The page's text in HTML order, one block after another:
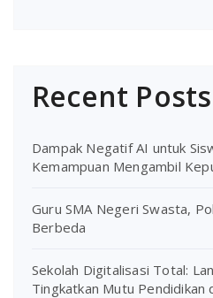
Recent Posts
Dampak Negatif AI untuk
Kemampuan Mengambil
Guru SMA Negeri Swasta,
Berbeda
Sekolah Digitalisasi Total:
Tingkatkan Mutu Pendidikan